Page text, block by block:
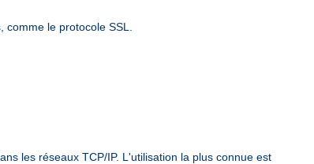
le protocole SSL.
les réseaux TCP/IP. L'utilisation la plus connue est